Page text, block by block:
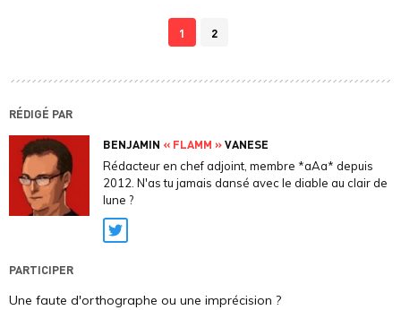
1 2
RÉDIGÉ PAR
BENJAMIN « FLAMM »VANESE
Rédacteur en chef adjoint, membre *aAa* depuis
2012. N'as tu jamais dansé avec le diable au clair de
lune ?
Twitter
PARTICIPER
Une faute d'orthographe ou une imprécision ?